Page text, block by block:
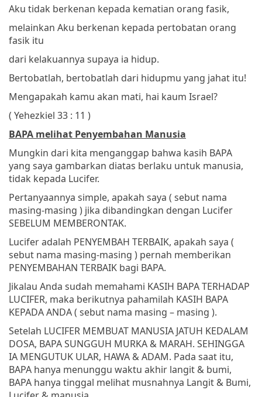
Aku tidak berkenan kepada kematian orang fasik,
melainkan Aku berkenan kepada pertobatan orang
fasik itu
dari kelakuannya supaya ia hidup.
Bertobatlah, bertobatlah dari hidupmu yang jahat itu!
Mengapakah kamu akan mati, hai kaum Israel?
( Yehezkiel 33 : 11 )
BAPA melihat Penyembahan Manusia
Mungkin dari kita menganggap bahwa kasih BAPA
yang saya gambarkan diatas berlaku untuk manusia,
tidak kepada Lucifer.
Pertanyaannya simple, apakah saya ( sebut nama
masing-masing ) jika dibandingkan dengan Lucifer
SEBELUM MEMBERONTAK.
Lucifer adalah PENYEMBAH TERBAIK, apakah saya (
sebut nama masing-masing ) pernah memberikan
PENYEMBAHAN TERBAIK bagi BAPA.
Jikalau Anda sudah memahami KASIH BAPA TERHADAP
LUCIFER, maka berikutnya pahamilah KASIH BAPA
KEPADA ANDA ( sebut nama masing – masing ).
Setelah LUCIFER MEMBUAT MANUSIA JATUH KEDALAM
DOSA, BAPA SUNGGUH MURKA & MARAH. SEHINGGA
IA MENGUTUK ULAR, HAWA & ADAM. Pada saat itu,
BAPA hanya menunggu waktu akhir langit & bumi,
BAPA hanya tinggal melihat musnahnya Langit & Bumi,